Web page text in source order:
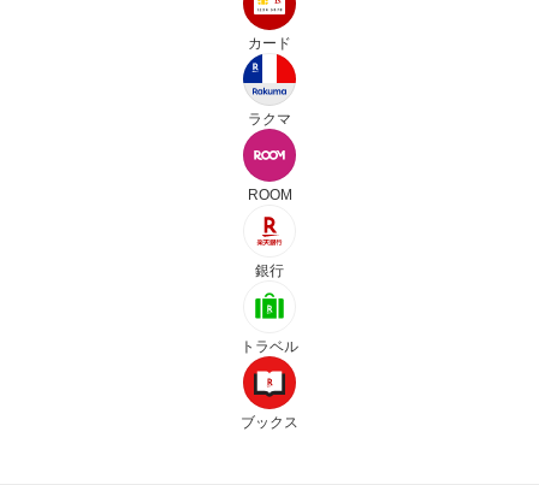
カード
ラクマ
ROOM
銀行
トラベル
ブックス